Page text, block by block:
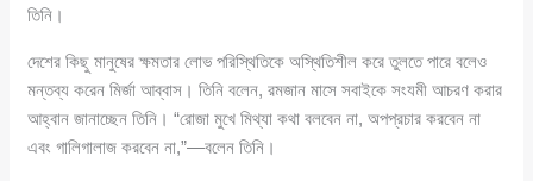
তিনি।
দেশের কিছু মানুষের ক্ষমতার লোভ পরিস্থিতিকে অস্থিতিশীল করে তুলতে পারে বলেও
মন্তব্য করেন মির্জা আব্বাস। তিনি বলেন, রমজান মাসে সবাইকে সংযমী আচরণ করার
আহ্বান জানাচ্ছেন তিনি। “রোজা মুখে মিথ্যা কথা বলবেন না, অপপ্রচার করবেন না
এবং গালিগালাজ করবেন না,”—বলেন তিনি।